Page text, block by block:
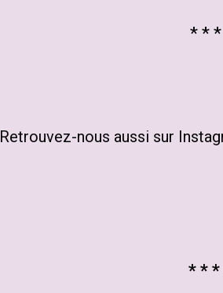
* *
Retrouvez-nous
* * *